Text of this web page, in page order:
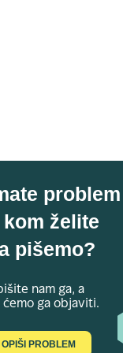
problem
kom želite
pišemo?
nam ga, a
ćemo ga objaviti.
OPIŠI PROBLEM